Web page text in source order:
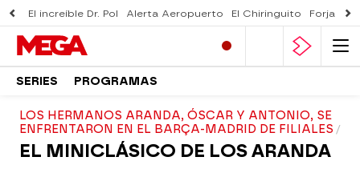
El increíble Dr. Pol Alerta Aeropuerto El Chiringuito Forjado
SERIES PROGRAMAS
LOS HERMANOS ARANDA, ÓSCAR Y ANTONIO, SE
ENFRENTARON EN EL BARÇA-MADRID DE FILIALES
EL MINICLÁSICO DE LOS ARANDA